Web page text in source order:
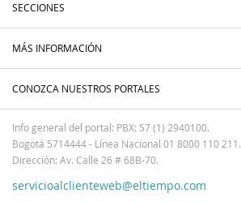
SECCIONES
MÁS INFORMACIÓN
CONOZCA NUESTROS PORTALES
Info general del portal: PBX: 57 (1) 2940100.
Bogotá 5714444 - Línea Nacional 01 8000 110 211.
Dirección: Av. Calle 26 # 68B-70.
servicioalclienteweb@eltiempo.com